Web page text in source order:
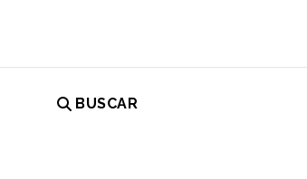
BUSCAR